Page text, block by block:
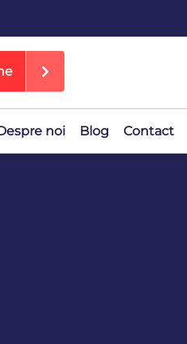
noi Blog Contact